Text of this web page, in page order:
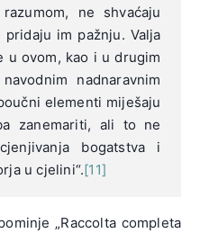
ne shvaćaju
im pažnju. Valja
u ovom, kao i u drugim
nadnaravnim
elementi miješaju
zanemariti, ali to ne
bogatstva i
u cjelini“.[11]
„Raccolta completa